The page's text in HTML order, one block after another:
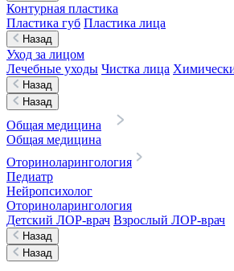
Контурная пластика
Пластика губ Пластика лица
Назад
Уход за лицом
Лечебные уходы Чистка лица
Назад
Назад
Общая медицина
Общая медицина
Оториноларингология
Педиатр
Нейропсихолог
Оториноларингология
Детский ЛОР-врач Взрослый ЛОР-врач
Назад
Назад